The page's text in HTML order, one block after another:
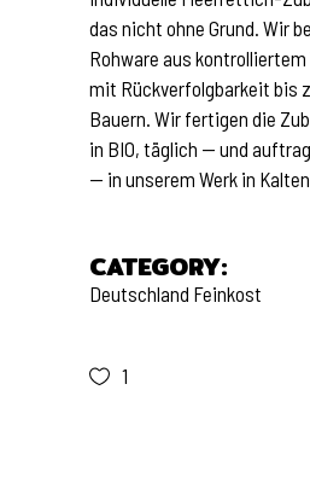
das nicht ohne Grund. Wir
Rohware aus
mit Rückverfolgbarkeit bis
Bauern. Wir fertigen die
in BIO, täglich — und
— in unserem Werk in
CATEGORY:
Deutschland Feinkost
1